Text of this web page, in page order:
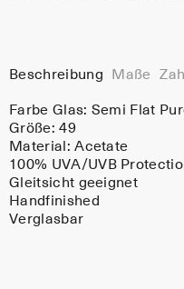
Beschreibung Maße
Farbe Glas: Semi Flat
Größe: 49
Material:Acetate
100% UVA/UVB
Gleitsicht geeignet
Handfinished
Verglasbar